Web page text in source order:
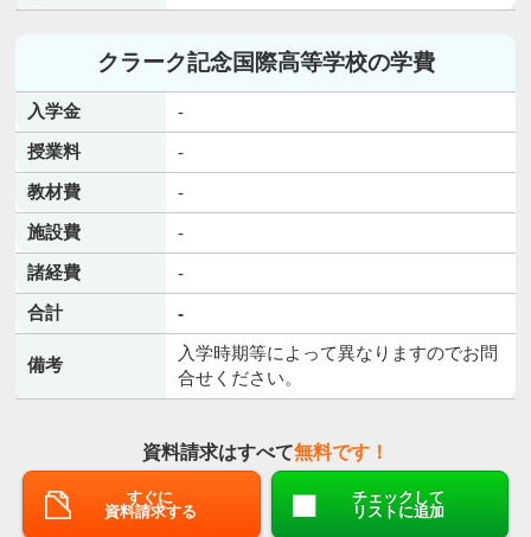
クラーク記念国際高等学校の学費
入学金
-
授業料
-
教材費
-
施設費
-
諸経費
-
合計
-
備考
入学時期等によって異なりますのでお問
合せください。
資料請求はすべて無料です！
すぐに
資料請求する
チェックして
リストに追加